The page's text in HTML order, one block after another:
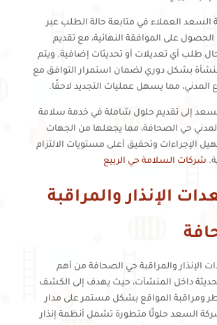
العملاء في متابعة حالة الطلب عبر
على الموافقة النهائية، مع تقديم
طلب أي تعديلات أو تحديثات إضافية. ويتم
بشكل دوري لضمان استمرار التوافق مع
المدني، مما يسهل عمليات التجديد لاحقًا.
إلى تقديم حلول شاملة في خدمة سلامة
المدني حي الصحافة، مما يجعلها من الجهات
الإجراءات وتحقيق أعلى مستويات الالتزام
شركات السلامة حي الربيع
الإنذار والمراقبة
الإنذار والمراقبة حي الصحافة من أهم
داخل المنشآت، حيث يهدف إلى الكشف
ومراقبة المواقع بشكل مستمر على مدار
السعد حلولًا متطورة تشمل أنظمة إنذار